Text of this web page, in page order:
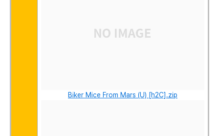
Biker Mice From Mars (U) [h2C].zip